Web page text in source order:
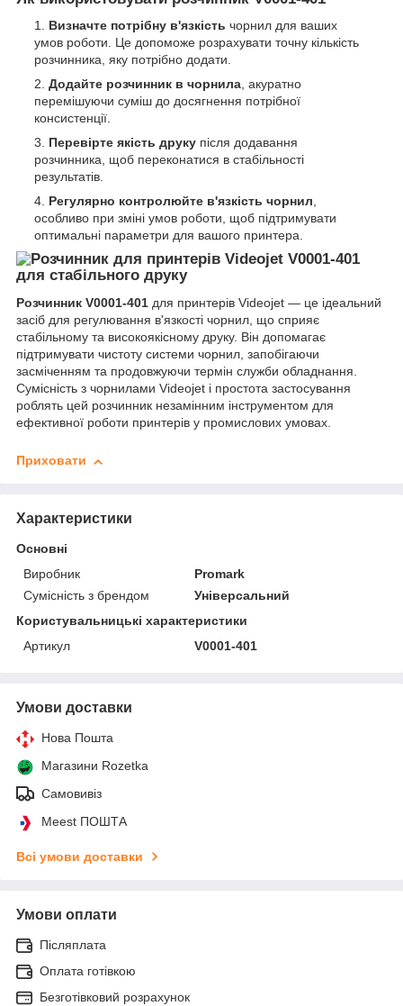
Визначте потрібну в'язкість чорнил для ваших
умов роботи. Це допоможе розрахувати точну кількість
розчинника, яку потрібно додати.
Додайте розчинник в чорнила, акуратно
перемішуючи суміш до досягнення потрібної
консистенції.
Перевірте якість друку після додавання
розчинника, щоб переконатися в стабільності
результатів.
Регулярно контролюйте в'язкість чорнил,
особливо при зміні умов роботи, щоб підтримувати
оптимальні параметри для вашого принтера.
Розчинник V0001-401 для принтерів Videojet — це ідеальний
засіб для регулювання в'язкості чорнил, що сприяє
стабільному та високоякісному друку. Він допомагає
підтримувати чистоту системи чорнил, запобігаючи
засміченням та продовжуючи термін служби обладнання.
Сумісність з чорнилами Videojet і простота застосування
роблять цей розчинник незамінним інструментом для
ефективної роботи принтерів у промислових умовах.
Приховати
Характеристики
Основні
Виробник
Promark
Сумісність з брендом
Універсальний
Користувальницькі характеристики
Артикул
V0001-401
Умови доставки
Нова Пошта
Магазини Rozetka
Самовивіз
Meest ПОШТА
Всі умови доставки
Умови оплати
Післяплата
Оплата готівкою
Безготівковий розрахунок